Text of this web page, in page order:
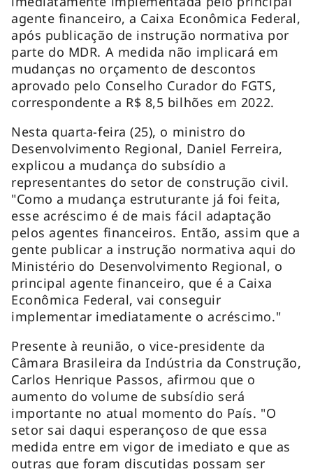
agente financeiro, a Caixa Econômica Federal,
após publicação de instrução normativa por
parte do MDR. A medida não implicará em
mudanças no orçamento de descontos
aprovado pelo Conselho Curador do FGTS,
correspondente a R$ 8,5 bilhões em 2022.
Nesta quarta-feira (25), o ministro do
Desenvolvimento Regional, Daniel Ferreira,
explicou a mudança do subsídio a
representantes do setor de construção civil.
"Como a mudança estruturante já foi feita,
esse acréscimo é de mais fácil adaptação
pelos agentes financeiros. Então, assim que a
gente publicar a instrução normativa aqui do
Ministério do Desenvolvimento Regional, o
principal agente financeiro, que é a Caixa
Econômica Federal, vai conseguir
implementar imediatamente o acréscimo."
Presente à reunião, o vice-presidente da
Câmara Brasileira da Indústria da Construção,
Carlos Henrique Passos, afirmou que o
aumento do volume de subsídio será
importante no atual momento do País. "O
setor sai daqui esperançoso de que essa
medida entre em vigor de imediato e que as
outras que foram discutidas possam ser